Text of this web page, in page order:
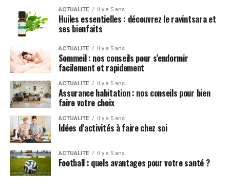
ACTUALITE il y a 5 ans
Huiles essentielles : découvrez le ravintsara et
ses bienfaits
ACTUALITE il y a 5 ans
Sommeil : nos conseils pour s’endormir
facilement et rapidement
ACTUALITE il y a 5 ans
Assurance habitation : nos conseils pour bien
faire votre choix
ACTUALITE il y a 5 ans
Idées d’activités à faire chez soi
ACTUALITE il y a 5 ans
Football : quels avantages pour votre santé ?